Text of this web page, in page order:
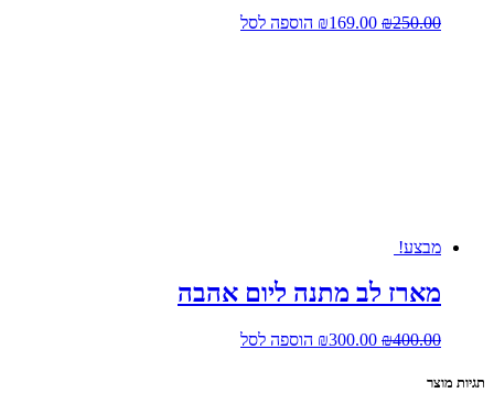
₪250.00
המחיר ₪169.00
המחיר
הוספה לסל
מבצע!
מארז לב מתנה ליום אהבה
₪400.00
המחיר ₪300.00
המחיר
הוספה לסל
תגיות מוצר